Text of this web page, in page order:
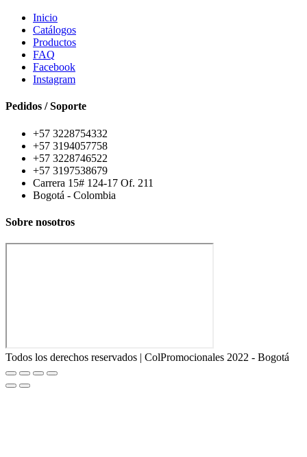
Inicio
Catálogos
Productos
FAQ
Facebook
Instagram
Pedidos / Soporte
+57 3228754332
+57 3194057758
+57 3228746522
+57 3197538679
Carrera 15# 124-17 Of. 211
Bogotá - Colombia
Sobre nosotros
Todos los derechos reservados | ColPromocionales 2022 - Bogotá